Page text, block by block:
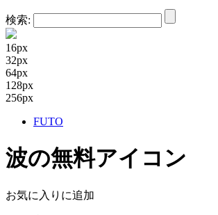
検索:
16px
32px
64px
128px
256px
FUTO
波の無料アイコン
お気に入りに追加